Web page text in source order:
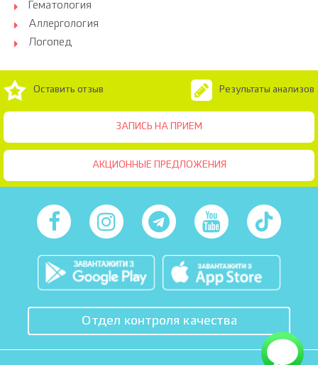
Гематология
Аллергология
Логопед
ЗАПИСЬ НА ПРИЕМ
Оставить отзыв Результаты анализов
АКЦИОННЫЕ ПРЕДЛОЖЕНИЯ
Отдел контроля качества